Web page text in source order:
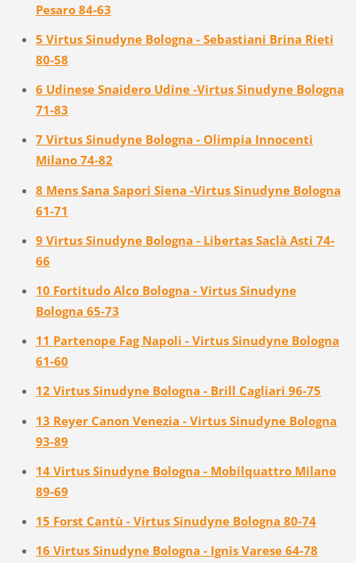
Pesaro 84-63
5 Virtus Sinudyne Bologna - Sebastiani Brina Rieti
80-58
6 Udinese Snaidero Udine -Virtus Sinudyne Bologna
71-83
7 Virtus Sinudyne Bologna - Olimpia Innocenti
Milano 74-82
8 Mens Sana Sapori Siena -Virtus Sinudyne Bologna
61-71
9 Virtus Sinudyne Bologna - Libertas Saclà Asti 74-
66
10 Fortitudo Alco Bologna - Virtus Sinudyne
Bologna 65-73
11 Partenope Fag Napoli - Virtus Sinudyne Bologna
61-60
12 Virtus Sinudyne Bologna - Brill Cagliari 96-75
13 Reyer Canon Venezia - Virtus Sinudyne Bologna
93-89
14 Virtus Sinudyne Bologna - Mobilquattro Milano
89-69
15 Forst Cantù - Virtus Sinudyne Bologna 80-74
16 Virtus Sinudyne Bologna - Ignis Varese 64-78